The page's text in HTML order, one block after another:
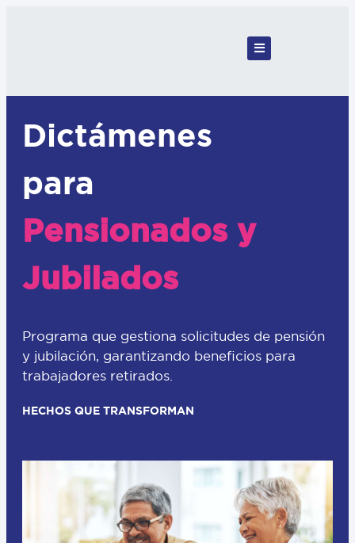
Dictámenes
para
Pensionados y
Jubilados
Programa que gestiona solicitudes de pensión
y jubilación, garantizando beneficios para
trabajadores retirados.
HECHOS QUE TRANSFORMAN